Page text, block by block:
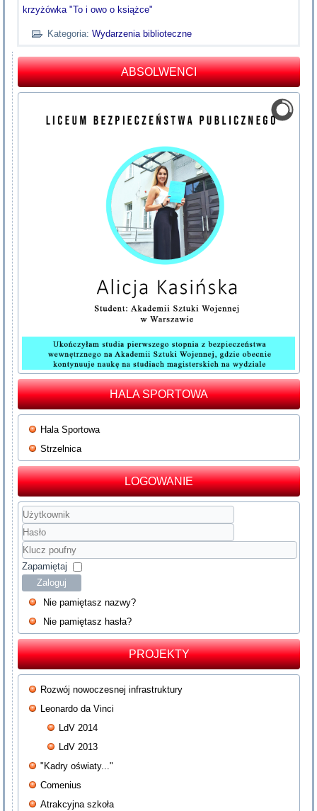
krzyżówka "To i owo o książce"
Kategoria:Wydarzenia biblioteczne
ABSOLWENCI
HALA SPORTOWA
Hala Sportowa
Strzelnica
LOGOWANIE
Użytkownik
Hasło
Klucz
poufny
Zapamiętaj
Zaloguj
Nie pamiętasz nazwy?
Nie pamiętasz hasła?
PROJEKTY
Rozwój nowoczesnej infrastruktury
Leonardo da Vinci
LdV 2014
LdV 2013
"Kadry oświaty..."
Comenius
Atrakcyjna szkoła